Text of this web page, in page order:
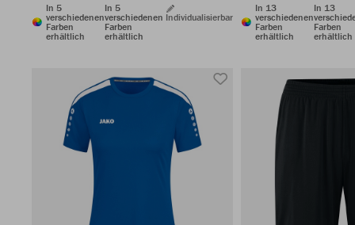
In 5
verschiedenen
Farben
erhältlich
In 5
verschiedenen
Farben
erhältlich
Individualisierbar
In 13
verschiedenen
Farben
erhältlich
In 13
Farben
erhältlich